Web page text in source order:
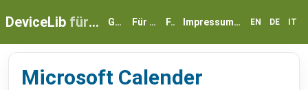
DeviceLib für myGEKKO Geräte Für Partner FAQ Impressum & Datenschutz EN DE IT
Microsoft Calender